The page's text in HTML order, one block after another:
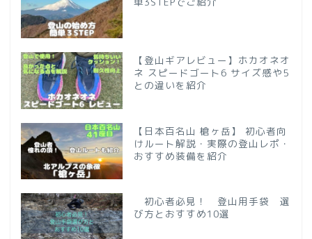
【登山ギアレビュー】ホカオネオ
ネ スピードゴート6 サイズ感や5
との違いを紹介
【日本百名山 槍ヶ岳】 初心者向
けルート解説・実際の登山レポ・
おすすめ装備を紹介
初心者必見！ 登山用手袋 選
び方とおすすめ10選